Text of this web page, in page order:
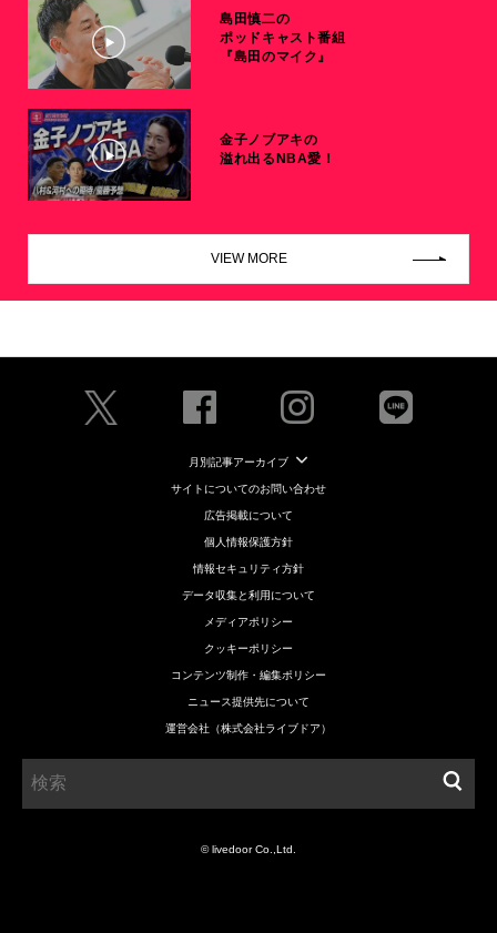
島田慎二の
ポッドキャスト番組
『島田のマイク』
金子ノブアキの
溢れ出るNBA愛！
VIEW MORE
月別記事アーカイブ
サイトについてのお問い合わせ
広告掲載について
個人情報保護方針
情報セキュリティ方針
データ収集と利用について
メディアポリシー
クッキーポリシー
コンテンツ制作・編集ポリシー
ニュース提供先について
運営会社（株式会社ライブドア）
© livedoor Co.,Ltd.